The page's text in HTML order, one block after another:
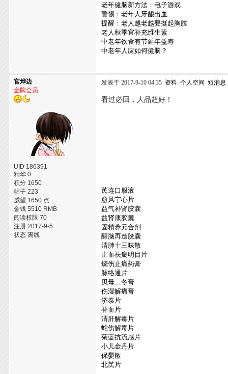
老年健脑新方法：电子游戏
警惕：老年人牙龈出血
提醒：老人越老越要挺起胸膛
老人秋季宜补充维生素
中老年饮食有节延年益寿
中老年人应如何健脑？
官烨边
金牌会员
UID 186391
精华 0
积分 1650
帖子 223
威望 1650 点
金钱 5510 RMB
阅读权限 70
注册 2017-9-5
状态 离线
发表于 2017-9-10 04:35 资料 个人空间 短消息
看过必回，人品超好！
芪连口服液
愈风宁心片
益气补肾胶囊
益肾康胶囊
固精养元合剂
醒脑再造胶囊
清肺十三味散
止血祛瘀明目片
烧伤止痛药膏
脉络通片
贝母二冬膏
伤湿解痛膏
济泰片
补血片
清肝解毒片
蛇伤解毒片
菊蓝抗流感片
小儿金丹片
保婴散
北芪片